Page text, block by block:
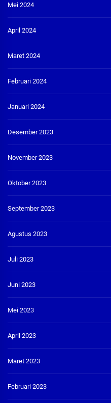
Mei 2024
April 2024
Maret 2024
Februari 2024
Januari 2024
Desember 2023
November 2023
Oktober 2023
September 2023
Agustus 2023
Juli 2023
Juni 2023
Mei 2023
April 2023
Maret 2023
Februari 2023